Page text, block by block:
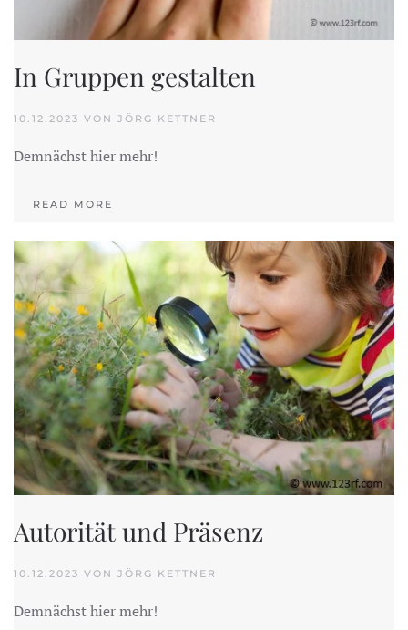
In Gruppen gestalten
10.12.2023 VON JÖRG KETTNER
Demnächst hier mehr!
READ MORE
Autorität und Präsenz
10.12.2023 VON JÖRG KETTNER
Demnächst hier mehr!